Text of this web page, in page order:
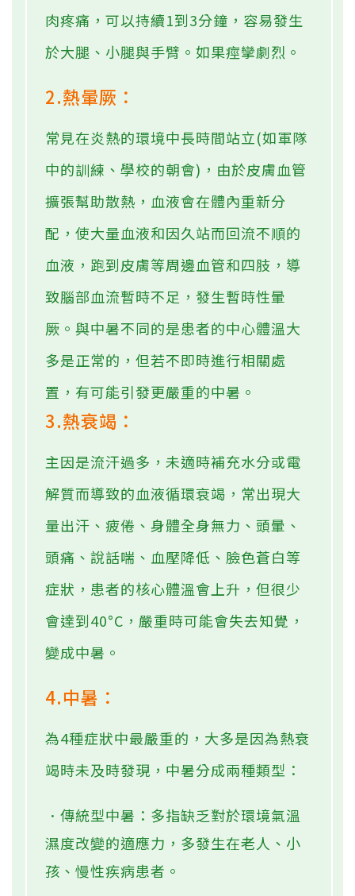
肉疼痛，可以持續1到3分鐘，容易發生
於大腿、小腿與手臂。如果痙攣劇烈。
2.熱暈厥：
常見在炎熱的環境中長時間站立(如軍隊
中的訓練、學校的朝會)，由於皮膚血管
擴張幫助散熱，血液會在體內重新分
配，使大量血液和因久站而回流不順的
血液，跑到皮膚等周邊血管和四肢，導
致腦部血流暫時不足，發生暫時性暈
厥。與中暑不同的是患者的中心體溫大
多是正常的，但若不即時進行相關處
置，有可能引發更嚴重的中暑。
3.熱衰竭：
主因是流汗過多，未適時補充水分或電
解質而導致的血液循環衰竭，常出現大
量出汗、疲倦、身體全身無力、頭暈、
頭痛、說話喘、血壓降低、臉色蒼白等
症狀，患者的核心體溫會上升，但很少
會達到40°C，嚴重時可能會失去知覺，
變成中暑。
4.中暑：
為4種症狀中最嚴重的，大多是因為熱衰
竭時未及時發現，中暑分成兩種類型：
．傳統型中暑：多指缺乏對於環境氣溫
濕度改變的適應力，多發生在老人、小
孩、慢性疾病患者。